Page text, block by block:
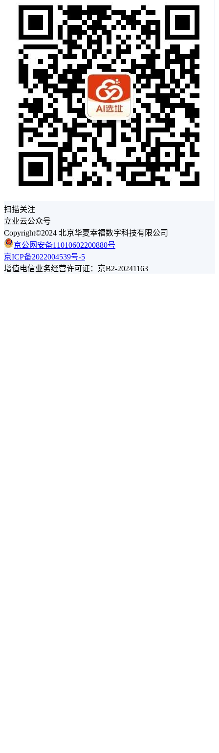
扫描关注
立业云公众号
Copyright©2024 北京华夏幸福数字科技有限公司
京公网安备11010602200880号
京ICP备2022004539号-5
增值电信业务经营许可证：京B2-20241163